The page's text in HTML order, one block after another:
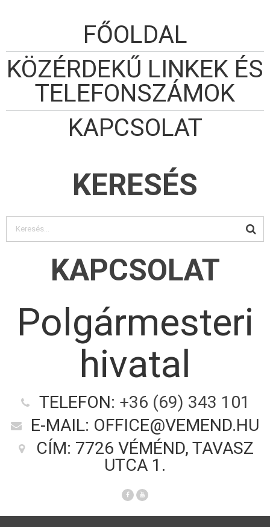
FŐOLDAL
KÖZÉRDEKŰ LINKEK ÉS
TELEFONSZÁMOK
KAPCSOLAT
KERESÉS
KAPCSOLAT
Polgármesteri
hivatal
TELEFON: +36 (69) 343 101
E-MAIL: OFFICE@VEMEND.HU
CÍM: 7726 VÉMÉND, TAVASZ
UTCA 1.